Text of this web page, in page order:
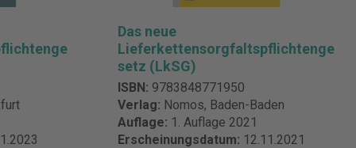
und
Metzlaff,
in
Bd. 1
Das neue
Lieferkettensorgfaltspflichtenge
setz (LkSG)
ISBN: 9783848771950
Verlag: Nomos, Baden-Baden
Auflage: 1. Auflage 2021
Erscheinungsdatum: 12.11.2021